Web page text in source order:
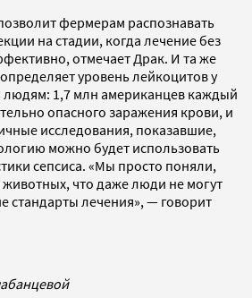
фермерам распознавать
на стадии, когда лечение без
отмечает Драк. И та же
уровень лейкоцитов у
1,7 млн американцев каждый
опасного заражения крови, и
исследования, показавшие,
можно будет использовать
сепсиса. «Мы просто поняли,
животных, что даже люди не могут
стандарты лечения», — говорит